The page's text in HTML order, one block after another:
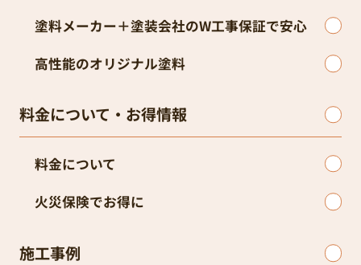
塗料メーカー＋塗装会社のW工事保証で安心
高性能のオリジナル塗料
料金について・お得情報
料金について
火災保険でお得に
施工事例